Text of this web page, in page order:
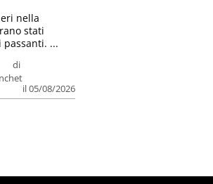
di
il 05/08/2026
nella
stati
...